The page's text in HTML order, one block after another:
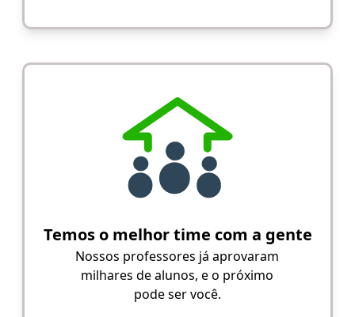
Temos o melhor time com a gente
Nossos professores já aprovaram
milhares de alunos, e o próximo
pode ser você.